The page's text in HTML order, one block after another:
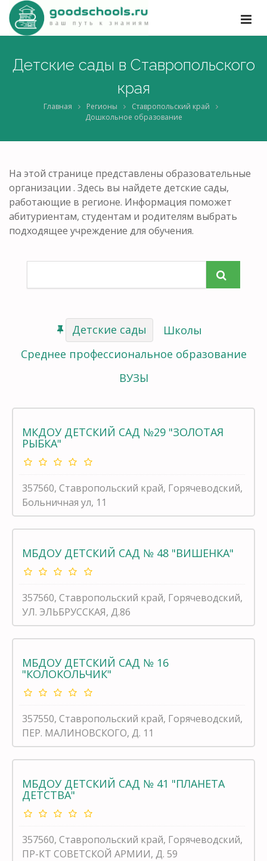
Детские сады в Ставропольского
края
Главная Регионы
Ставропольский край
Дошкольное образование
На этой странице представлены образовательные
организации . Здесь вы найдете детские сады,
работающие в регионе. Информация поможет
абитуриентам, студентам и родителям выбрать
подходящее учреждение для обучения.
Детские сады
Школы
Среднее профессиональное образование
ВУЗЫ
МКДОУ ДЕТСКИЙ САД №29 "ЗОЛОТАЯ
РЫБКА"
357560, Ставропольский край, Горячеводский,
Больничная ул, 11
МБДОУ ДЕТСКИЙ САД № 48 "ВИШЕНКА"
357560, Ставропольский край, Горячеводский,
УЛ. ЭЛЬБРУССКАЯ, Д.86
МБДОУ ДЕТСКИЙ САД № 16
"КОЛОКОЛЬЧИК"
357550, Ставропольский край, Горячеводский,
ПЕР. МАЛИНОВСКОГО, Д. 11
МБДОУ ДЕТСКИЙ САД № 41 "ПЛАНЕТА
ДЕТСТВА"
357560, Ставропольский край, Горячеводский,
ПР-КТ СОВЕТСКОЙ АРМИИ, Д. 59